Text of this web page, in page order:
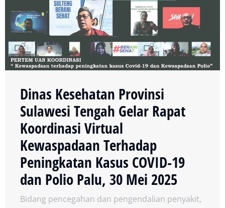
Dinas Kesehatan Provinsi
Sulawesi Tengah Gelar Rapat
Koordinasi Virtual
Kewaspadaan Terhadap
Peningkatan Kasus COVID-19
dan Polio Palu, 30 Mei 2025
Bidang pencegahan dan pengendalian penyakit,